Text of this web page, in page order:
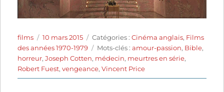
Auteur
films
Publié
le
10 mars 2015 Catégories
Catégories :Cinéma anglais, Films
des années 1970-1979
Étiquettes
Mots-clés :amour-passion, Bible,
horreur,Joseph Cotten, médecin, meurtres en série,
Robert Fuest,vengeance,Vincent Price